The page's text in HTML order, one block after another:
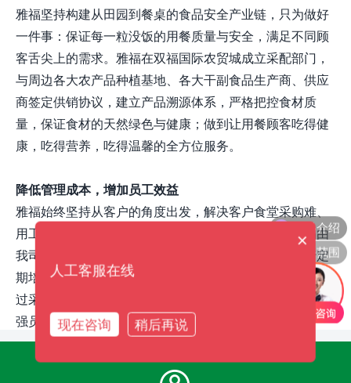
雅福坚持构建从田园到餐桌的食品安全产业链，只为做好
一件事：保证每一粒没饭的用餐质量与安全，满足不同顾
客舌尖上的需求。雅福在双福国际农贸城成立采配部门，
与周边各大农产品种植基地、各大干副食品生产商、供应
商签定供销协议，建立产品溯源体系，严格把控食材质
量，保证食材的天然绿色与健康；做到让用餐顾客吃得健
康，吃得营养，吃得温馨的全方位服务。
降低管理成本，增加员工效益
雅福始终坚持从客户的角度出发，解决客户食堂采购难、
用工难、管理难、饮食难、现场难的问题。厨师团队均由
我司派遣相应资质员工进行现场入驻，所有人员均进行定
期培训，用非常优质的服务给员工带来如家般的感受；通
过采取一系列饮食活动，增强贵单位员工的沟通协作，增
强员工之间的团结。
产品介绍
服务范围
×
人工客服在线
现在咨询 稍后再说